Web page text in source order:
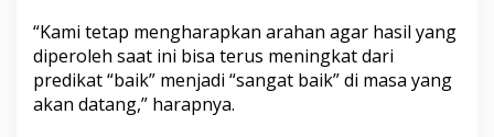
“Kami tetap mengharapkan arahan agar hasil yang
diperoleh saat ini bisa terus meningkat dari
predikat “baik” menjadi “sangat baik” di masa yang
akan datang,” harapnya.